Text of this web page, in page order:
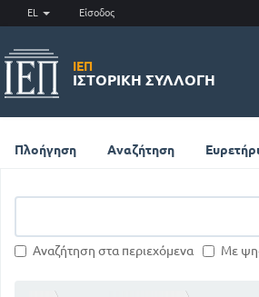
EL Είσοδος
ΙΕΠ
ΙΣΤΟΡΙΚΉ ΣΥΛΛΟΓΉ
Πλοήγηση Αναζήτηση
Αναζήτηση στα περιεχόμενα Με